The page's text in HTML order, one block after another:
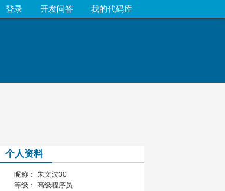
我的代码库
开发问答
登录
个人资料
昵称： 朱文波30
等级： 高级程序员